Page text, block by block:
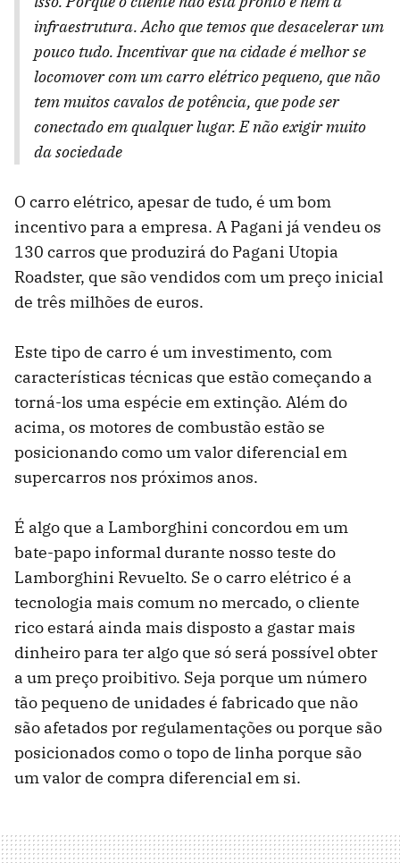
infraestrutura. Acho que temos que desacelerar um
pouco tudo. Incentivar que na cidade é melhor se
locomover com um carro elétrico pequeno, que não
tem muitos cavalos de potência, que pode ser
conectado em qualquer lugar. E não exigir muito
da sociedade
O carro elétrico, apesar de tudo, é um bom
incentivo para a empresa. A Pagani já vendeu os
130 carros que produzirá do Pagani Utopia
Roadster, que são vendidos com um preço inicial
de três milhões de euros.
Este tipo de carro é um investimento, com
características técnicas que estão começando a
torná-los uma espécie em extinção. Além do
acima, os motores de combustão estão se
posicionando como um valor diferencial em
supercarros nos próximos anos.
É algo que a Lamborghini concordou em um
bate-papo informal durante nosso teste do
Lamborghini Revuelto. Se o carro elétrico é a
tecnologia mais comum no mercado, o cliente
rico estará ainda mais disposto a gastar mais
dinheiro para ter algo que só será possível obter
a um preço proibitivo. Seja porque um número
tão pequeno de unidades é fabricado que não
são afetados por regulamentações ou porque são
posicionados como o topo de linha porque são
um valor de compra diferencial em si.